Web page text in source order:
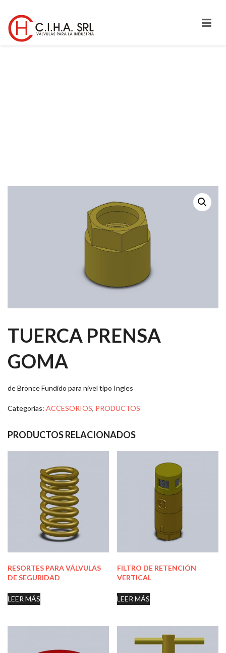
TUERCA PRENSA
GOMA
de Bronce Fundido para nivel tipo Ingles
Categorías: ACCESORIOS, PRODUCTOS
PRODUCTOS RELACIONADOS
RESORTES PARA VÁLVULAS
DE SEGURIDAD
LEER MÁS
FILTRO DE RETENCIÓN
VERTICAL
LEER MÁS